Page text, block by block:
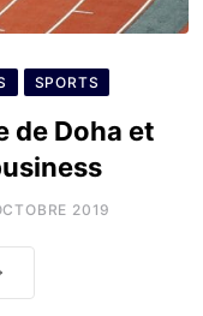
SPORTS
de Doha et
2019